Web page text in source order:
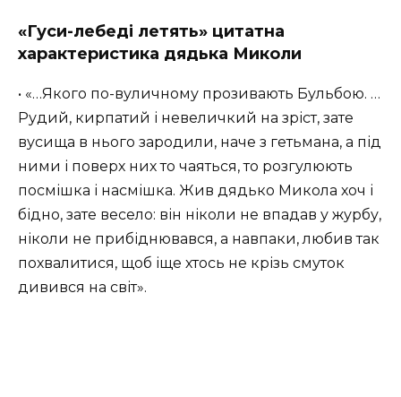
«Гуси-лебеді летять» цитатна
характеристика дядька Миколи
• «…Якого по-вуличному прозивають Бульбою. …
Рудий, кирпатий і не­величкий на зріст, зате
вусища в нього зародили, наче з гетьмана, а під
ними і поверх них то чаяться, то розгулюють
посмішка і насмішка. Жив дядько Микола хоч і
бідно, зате весело: він ніколи не впадав у журбу,
ніколи не прибіднювався, а навпаки, любив так
похвалитися, щоб іще хтось не крізь смуток
дивився на світ».